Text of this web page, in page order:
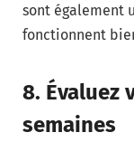
sont également
fonctionnent
8. Évaluez
semaines